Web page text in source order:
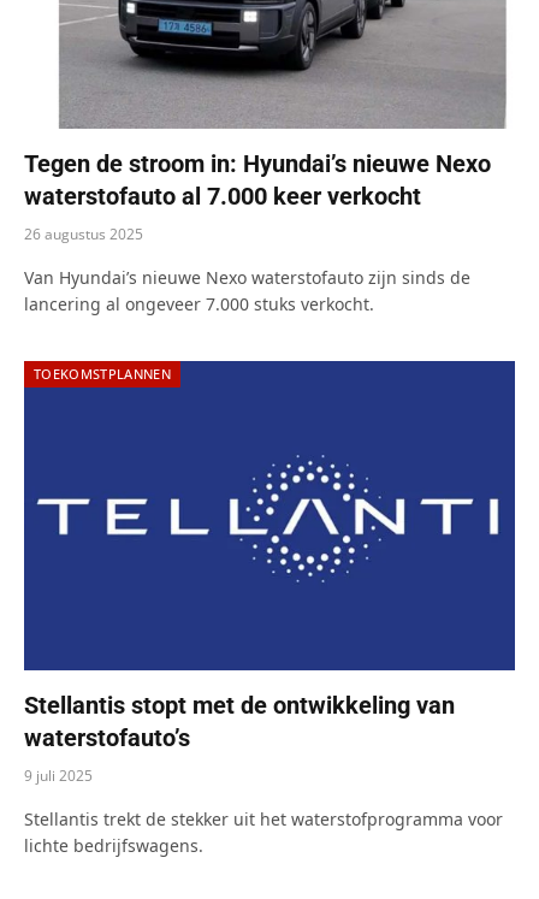
Tegen de stroom in: Hyundai’s nieuwe Nexo
waterstofauto al 7.000 keer verkocht
26 augustus 2025
Van Hyundai’s nieuwe Nexo waterstofauto zijn sinds de
lancering al ongeveer 7.000 stuks verkocht.
TOEKOMSTPLANNEN
Stellantis stopt met de ontwikkeling van
waterstofauto’s
9 juli 2025
Stellantis trekt de stekker uit het waterstofprogramma voor
lichte bedrijfswagens.